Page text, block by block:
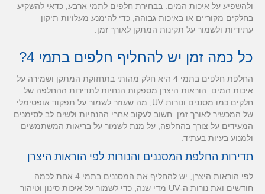
ולהשפיע על איכות המים. בבחירת חלפים לתמי ארבע, כדאי להשקיע
בחלקים מקוריים או באיכות גבוהה, כדי להימנע מעלויות תיקון
עתידיות ולשמור על תקינות המתקן לאורך זמן.
כל כמה זמן יש להחליף חלפים בתמי 4?
החלפת חלפים בתמי 4 היא חלק מהותי בתחזוקת המתקן ושמירה על
איכות המים. הוראות היצרן מספקות הנחיות לתדירות ההחלפה של
חלקים כמו מסננים ונורות UV, מה שעוזר לשמור על תפקוד אופטימלי
של המכשיר לאורך זמן. חשוב לעקוב אחרי ההנחיות ולשים לב לסימנים
המעידים על צורך בהחלפה, על מנת לשמור על בריאות המשתמשים
ולמנוע בעיות בעתיד.
תדירות החלפת המסננים והנורות לפי הוראות היצרן
לפי הוראות היצרן, יש להחליף את המסננים בתמי 4 אחת לכמה
חודשים ואת נורות ה-UV מדי שנה, כדי לשמור על איכות סינון וטיהור